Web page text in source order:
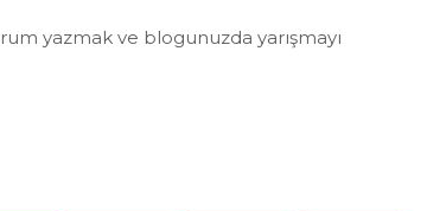
yazmak ve blogunuzda yarışmayı